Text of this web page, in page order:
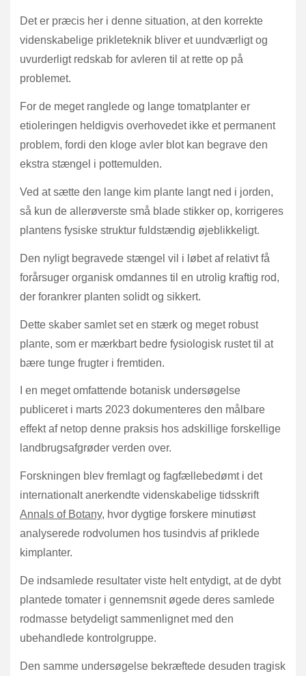
Det er præcis her i denne situation, at den korrekte
videnskabelige prikleteknik bliver et uundværligt og
uvurderligt redskab for avleren til at rette op på
problemet.
For de meget ranglede og lange tomatplanter er
etioleringen heldigvis overhovedet ikke et permanent
problem, fordi den kloge avler blot kan begrave den
ekstra stængel i pottemulden.
Ved at sætte den lange kim plante langt ned i jorden,
så kun de allerøverste små blade stikker op, korrigeres
plantens fysiske struktur fuldstændig øjeblikkeligt.
Den nyligt begravede stængel vil i løbet af relativt få
forårsuger organisk omdannes til en utrolig kraftig rod,
der forankrer planten solidt og sikkert.
Dette skaber samlet set en stærk og meget robust
plante, som er mærkbart bedre fysiologisk rustet til at
bære tunge frugter i fremtiden.
I en meget omfattende botanisk undersøgelse
publiceret i marts 2023 dokumenteres den målbare
effekt af netop denne praksis hos adskillige forskellige
landbrugsafgrøder verden over.
Forskningen blev fremlagt og fagfællebedømt i det
internationalt anerkendte videnskabelige tidsskrift
Annals of Botany, hvor dygtige forskere minutiøst
analyserede rodvolumen hos tusindvis af priklede
kimplanter.
De indsamlede resultater viste helt entydigt, at de dybt
plantede tomater i gennemsnit øgede deres samlede
rodmasse betydeligt sammenlignet med den
ubehandlede kontrolgruppe.
Den samme undersøgelse bekræftede desuden tragisk